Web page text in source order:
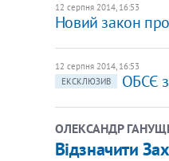
12 серпня 2014, 16:53
Новий закон
12 серпня 2014, 16:53
ЕКСКЛЮЗИВ
ОБСЄ
ОЛЕКСАНДР
Відзначити